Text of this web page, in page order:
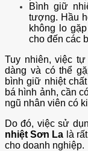
Bình giữ
tượng. Hầu
không lo
cho đến các
Tuy nhiên, việc
dàng và có thể
bình giữ nhiệt
bá hình ảnh, cần
ngũ nhân viên có
Do đó, việc sử
nhiệt Sơn La là
cho doanh nghiệp.